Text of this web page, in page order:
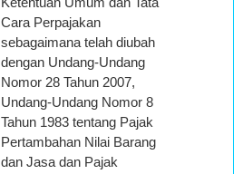
Cara Perpajakan
sebagaimana telah diubah
dengan Undang-Undang
Nomor 28 Tahun 2007,
Undang-Undang Nomor 8
Tahun 1983 tentang Pajak
Pertambahan Nilai Barang
dan Jasa dan Pajak